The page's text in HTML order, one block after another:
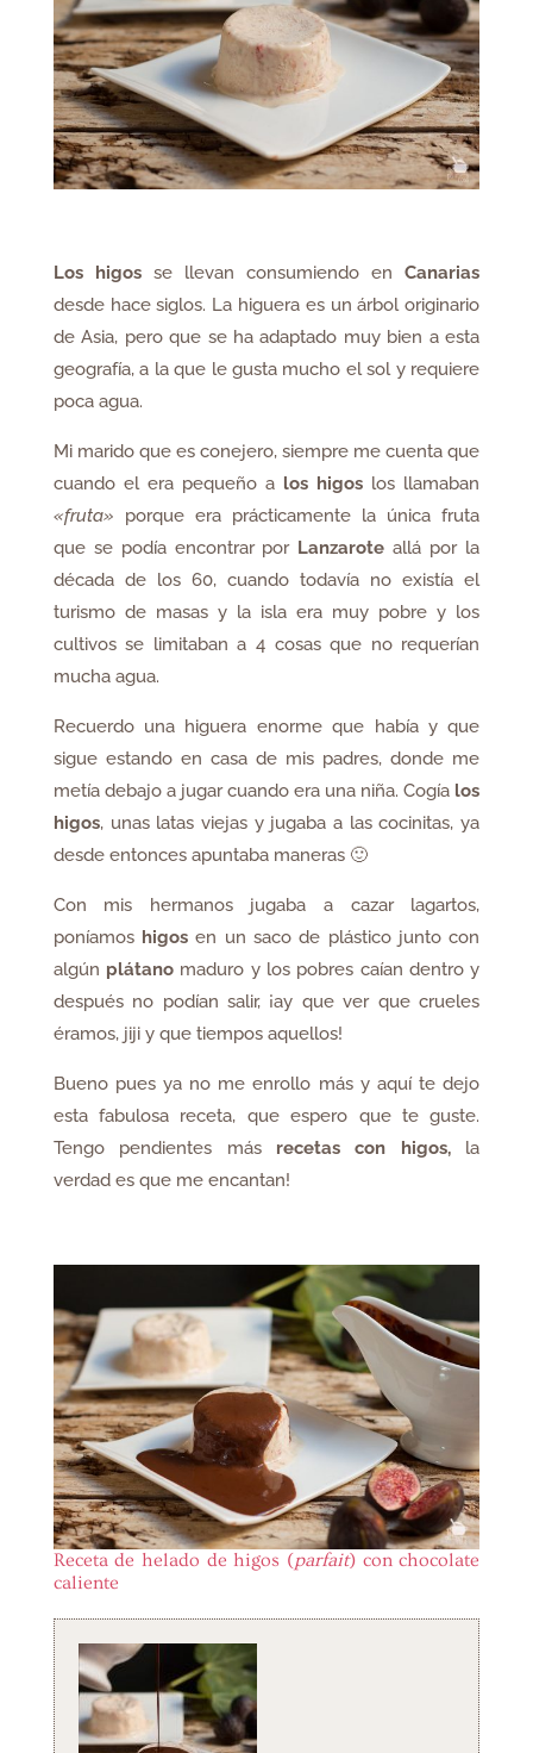
Los higosse llevan consumiendo enCanarias
desde hace siglos. La higuera es un árbol originario
de Asia, pero que se ha adaptado muy bien a esta
geografía, a la que le gusta mucho el sol y requiere
poca agua.
Mi marido que es conejero, siempre me cuenta que
cuando el era pequeño a los higos los llamaban
«fruta» porque era prácticamente la única fruta
que se podía encontrar por Lanzarote allá por la
década de los 60, cuando todavía no existía el
turismo de masas y la isla era muy pobre y los
cultivos se limitaban a 4 cosas que no requerían
mucha agua.
Recuerdo una higuera enorme que había y que
sigue estando en casa de mis padres, donde me
metía debajo a jugar cuando era una niña. Cogía los
higos, unas latas viejas y jugaba a las cocinitas, ya
desde entonces apuntaba maneras 🙂
Con mis hermanos jugaba a cazar lagartos,
poníamos higos en un saco de plástico junto con
algún plátano maduro y los pobres caían dentro y
después no podían salir, ¡ay que ver que crueles
éramos, jiji y que tiempos aquellos!
Bueno pues ya no me enrollo más y aquí te dejo
esta fabulosa receta, que espero que te guste.
Tengo pendientes más recetas con higos,la
verdad es que me encantan!
Receta de helado de higos (parfait) con chocolate
caliente